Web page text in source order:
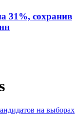
31%, сохранив